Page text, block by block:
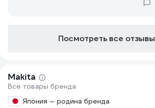
Посмотреть все отзывы
Makita
Все товары бренда
Япония — родина бренда